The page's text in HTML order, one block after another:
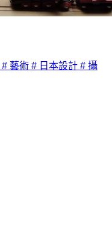
# 藝術 # 日本設計 # 攝